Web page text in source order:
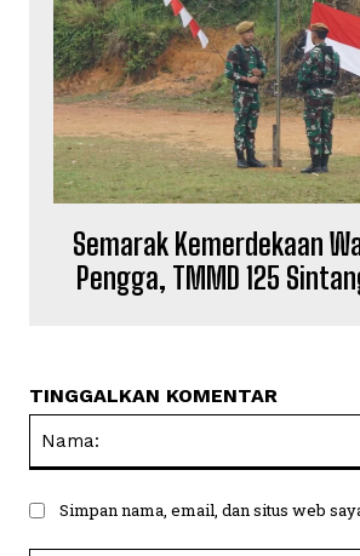
Semarak Kemerdekaan
Pengga, TMMD 125
TINGGALKAN KOMENTAR
Simpan nama, email, dan situs web